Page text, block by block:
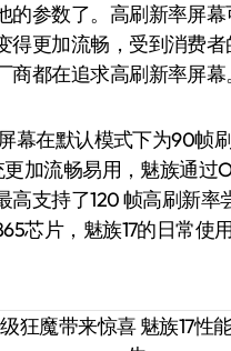
的参数了。高刷新率屏
得更加流畅，受到消费
商都在追求高刷新率屏幕
幕在默认模式下为90帧
加流畅易用，魅族通过
高支持了120 帧高刷新率
芯片，魅族17的日常使